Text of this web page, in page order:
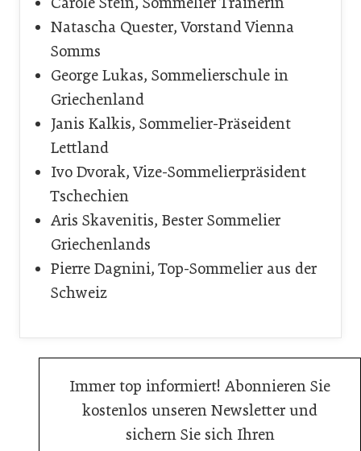
Natascha Quester, Vorstand Vienna
Somms
George Lukas, Sommelierschule in
Griechenland
Janis Kalkis, Sommelier-Präseident
Lettland
Ivo Dvorak, Vize-Sommelierpräsident
Tschechien
Aris Skavenitis, Bester Sommelier
Griechenlands
Pierre Dagnini, Top-Sommelier aus der
Schweiz
Immer top informiert! Abonnieren Sie
kostenlos unseren Newsletter und
sichern Sie sich Ihren